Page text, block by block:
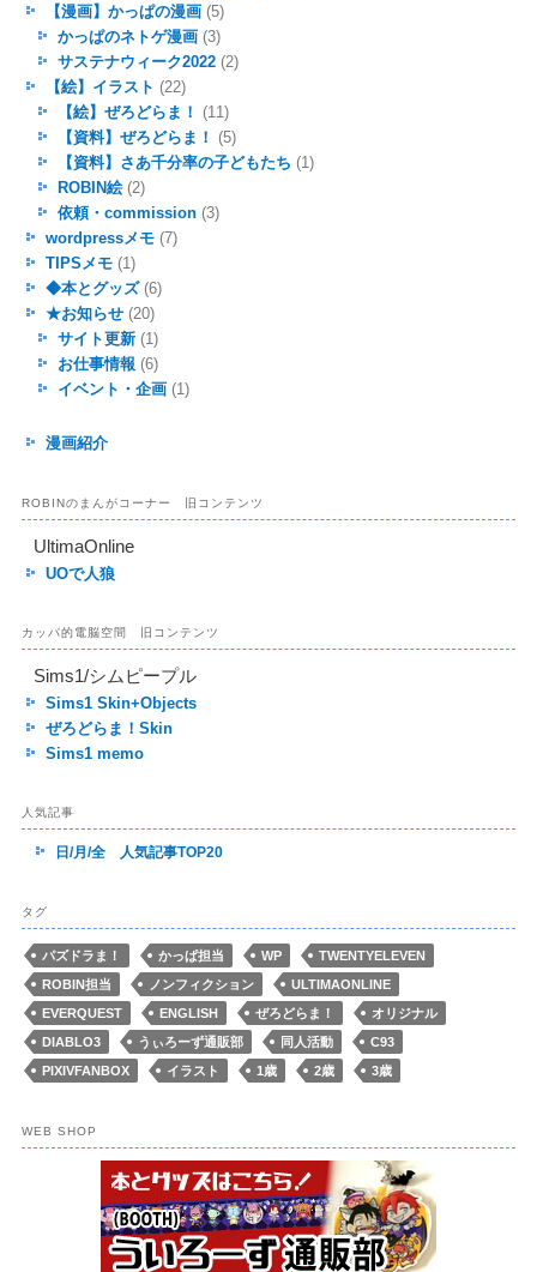
【漫画】かっぱの漫画(5)
かっぱのネトゲ漫画(3)
サステナウィーク2022(2)
【絵】イラスト (22)
【絵】ぜろどらま！
(11)
【資料】ぜろどらま！
(5)
【資料】さあ千分率の子どもたち (1)
ROBIN絵(2)
依頼・commission(3)
wordpressメモ(7)
TIPSメモ(1)
◆本とグッズ(6)
★お知らせ(20)
サイト更新(1)
お仕事情報 (6)
イベント・企画(1)
漫画紹介
ROBINのまんがコーナー 旧コンテンツ
UltimaOnline
UOで人狼
カッパ的電脳空間 旧コンテンツ
Sims1/シムピープル
Sims1 Skin+Objects
ぜろどらま！Skin
Sims1 memo
人気記事
日/月/全 人気記事TOP20
タグ
パズドラま！ かっぱ担当 WP
TWENTYELEVEN
ROBIN担当
ノンフィクション
ULTIMAONLINE
EVERQUEST
ENGLISH ぜろどらま！
オリジナル
DIABLO3
うぃろーず通販部 同人活動
C93
PIXIVFANBOX
イラスト 1歳 2歳 3歳
WEB SHOP